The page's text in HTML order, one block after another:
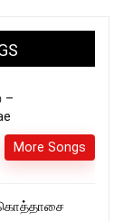
–
More Songs